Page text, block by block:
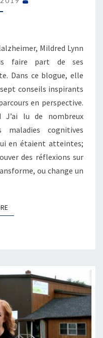
Mildred Lynn
faire part de ses
Dans ce blogue, elle
conseils inspirants
en perspective.
J’ai lu de nombreux
cognitives
en étaient atteintes;
des réflexions sur
ou change un
READ MORE